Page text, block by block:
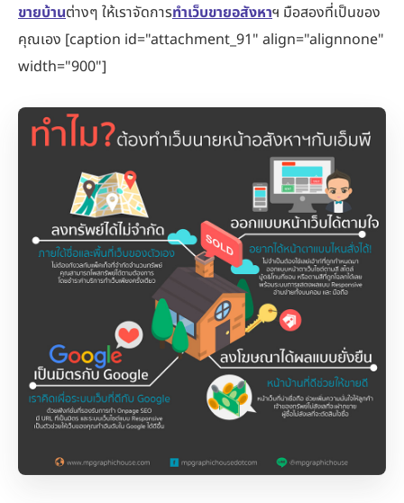
ขายบ้านต่างๆ ให้เราจัดการทำเว็บขายอสังหาฯ มือสองที่เป็นของ
คุณเอง [caption id="attachment_91" align="alignnone"
width="900"]